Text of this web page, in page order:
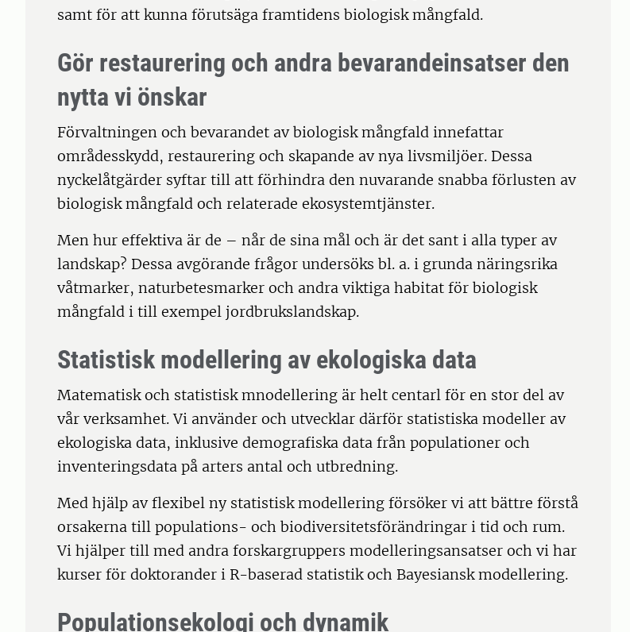
samt för att kunna förutsäga framtidens biologisk mångfald.
Gör restaurering och andra bevarandeinsatser den
nytta vi önskar
Förvaltningen och bevarandet av biologisk mångfald innefattar
områdesskydd, restaurering och skapande av nya livsmiljöer. Dessa
nyckelåtgärder syftar till att förhindra den nuvarande snabba förlusten av
biologisk mångfald och relaterade ekosystemtjänster.
Men hur effektiva är de – når de sina mål och är det sant i alla typer av
landskap? Dessa avgörande frågor undersöks bl. a. i grunda näringsrika
våtmarker, naturbetesmarker och andra viktiga habitat för biologisk
mångfald i till exempel jordbrukslandskap.
Statistisk modellering av ekologiska data
Matematisk och statistisk mnodellering är helt centarl för en stor del av
vår verksamhet. Vi använder och utvecklar därför statistiska modeller av
ekologiska data, inklusive demografiska data från populationer och
inventeringsdata på arters antal och utbredning.
Med hjälp av flexibel ny statistisk modellering försöker vi att bättre förstå
orsakerna till populations- och biodiversitetsförändringar i tid och rum.
Vi hjälper till med andra forskargruppers modelleringsansatser och vi har
kurser för doktorander i R-baserad statistik och Bayesiansk modellering.
Populationsekologi och dynamik